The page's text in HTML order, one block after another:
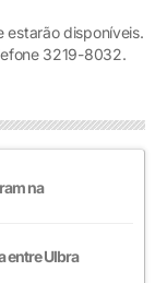
estarão disponíveis.
3219-8032.
na
entre Ulbra